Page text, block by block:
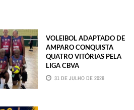
VOLEIBOL ADAPTADO DE
AMPARO CONQUISTA
QUATRO VITÓRIAS PELA
LIGA CBVA
31 DE JULHO DE 2026